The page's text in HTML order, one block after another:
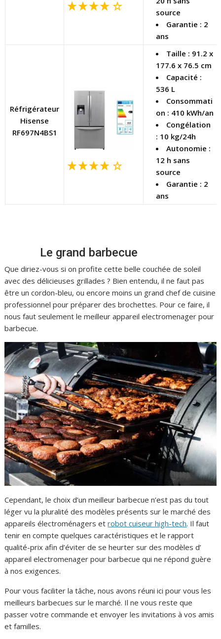
source
Garantie : 2
ans
Réfrigérateur
Hisense
RF697N4BS1
Taille : 91.2 x
177.6 x 76.5 cm
Capacité :
536 L
Consommati
on : 410 kWh/an
Congélation
: 10 kg/24h
Autonomie :
12 h sans
source
Garantie : 2
ans
Le grand barbecue
Que diriez-vous si on profite cette belle couchée de soleil
avec des délicieuses grillades ? Bien entendu, il ne faut pas
être un cordon-bleu, ou encore moins un grand chef de cuisine
professionnel pour préparer des brochettes. Pour ce faire, il
nous faut seulement le meilleur appareil electromenager pour
barbecue.
Cependant, le choix d’un meilleur barbecue n’est pas du tout
léger vu la pluralité des modèles présents sur le marché des
appareils électroménagers etrobot cuiseur high-tech. Il faut
tenir en compte quelques caractéristiques et le rapport
qualité-prix afin d’éviter de se heurter sur des modèles d’
appareil electromenager pour barbecue qui ne répond guère
à nos exigences.
Pour vous faciliter la tâche, nous avons réuni ici pour vous les
meilleurs barbecues sur le marché. Il ne vous reste que
passer votre commande et envoyer les invitations à vos amis
et familles.